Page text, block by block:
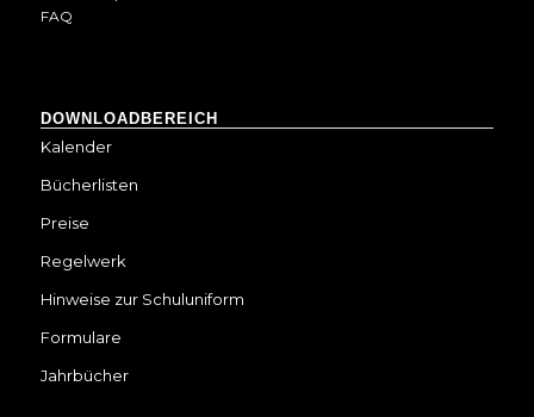
FAQ
DOWNLOADBEREICH
Kalender
Bücherlisten
Preise
Regelwerk
Hinweise zur Schuluniform
Formulare
Jahrbücher